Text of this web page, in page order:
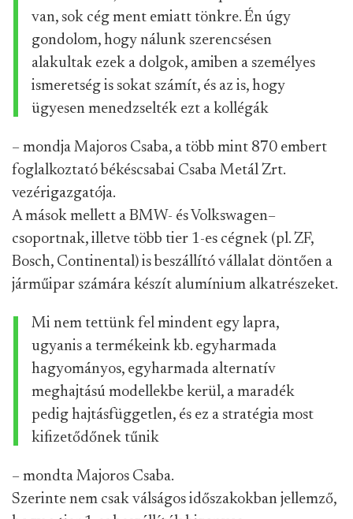
van, sok cég ment emiatt tönkre. Én úgy
gondolom, hogy nálunk szerencsésen
alakultak ezek a dolgok, amiben a személyes
ismeretség is sokat számít, és az is, hogy
ügyesen menedzselték ezt a kollégák
– mondja Majoros Csaba, a több mint 870 embert
foglalkoztató békéscsabai Csaba Metál Zrt.
vezérigazgatója.
A mások mellett a BMW- és Volkswagen–
csoportnak, illetve több tier 1-es cégnek (pl. ZF,
Bosch, Continental) is beszállító vállalat döntően a
járműipar számára készít alumínium alkatrészeket.
Mi nem tettünk fel mindent egy lapra,
ugyanis a termékeink kb. egyharmada
hagyományos, egyharmada alternatív
meghajtású modellekbe kerül, a maradék
pedig hajtásfüggetlen, és ez a stratégia most
kifizetődőnek tűnik
– mondta Majoros Csaba.
Szerinte nem csak válságos időszakokban jellemző,